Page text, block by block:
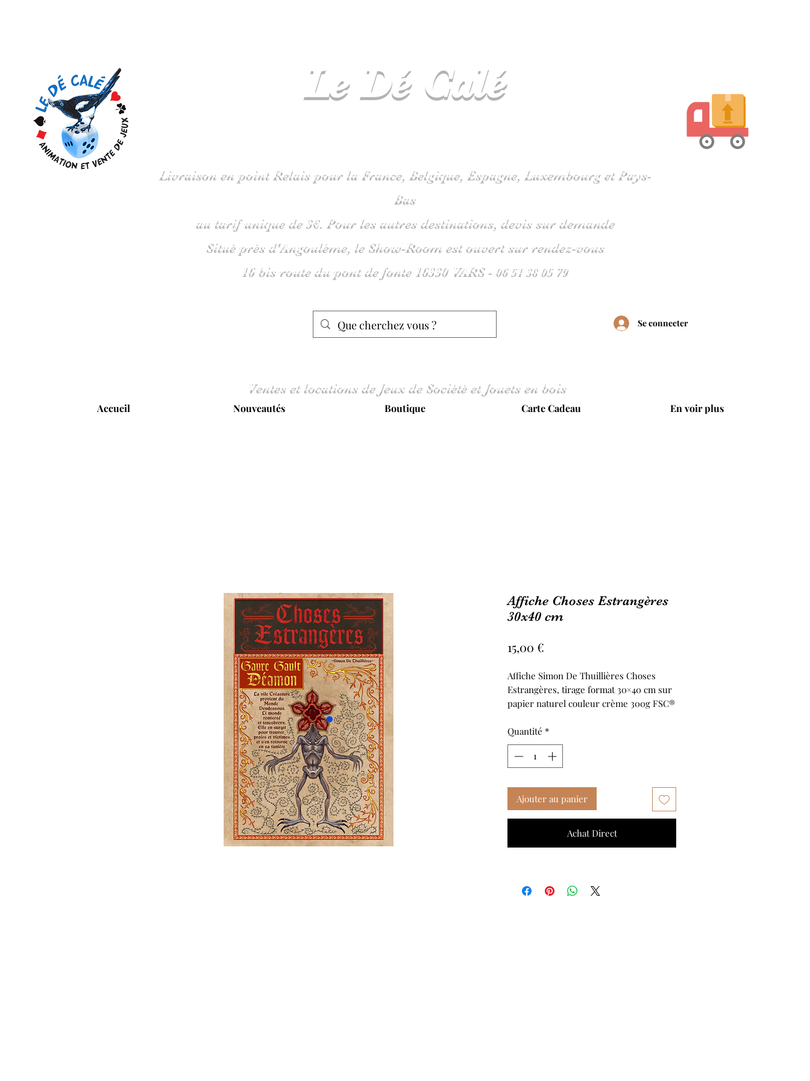
Le DéCalé
Livraison en point Relais pour la France, Belgique, Espagne, Luxembourg et Pays-
Bas
au tarif unique de 3€. Pour les autres destinations, devis sur demande
Situé près d'Angoulême, le Show-Room est ouvert sur rendez-vous
16 bis route du pont de fonte 16330 VARS - 0651 38 05 79
Se connecter
Ventes et locations de Jeux de Société et Jouets en bois
Accueil Nouveautés Boutique Carte Cadeau En voir plus
Affiche Choses Estrangères
30x40 cm
15,00 €
Affiche Simon De Thuillières Choses
Estrangères, tirage format 30×40 cm sur
papier naturel couleur crème 300g FSC®
Quantité *
Ajouter au panier
Achat Direct